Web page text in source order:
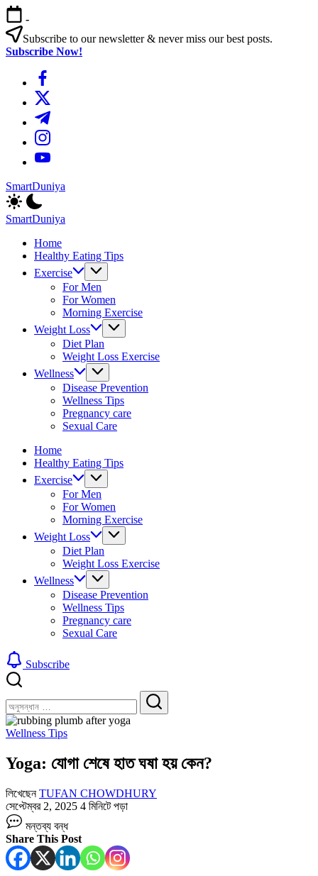
এড়িয়ে
লেখায়
যান
-
Subscribe to our newsletter & never miss our best posts.
Subscribe Now!
https://www.facebook.com/
https://twitter.com/
https://t.me/
https://www.instagram.com/
https://youtube.com/
SmartDuniya
Be
Smart
&
Happy
Life
with
health
SmartDuniya
Smart
Happy
fitness
Home
Healthy Eating Tips
Exercise
For Men
For Women
Morning Exercise
Weight Loss
Diet Plan
Weight Loss Exercise
Wellness
Disease Prevention
Wellness Tips
Pregnancy care
Sexual Care
Home
Healthy Eating Tips
Exercise
For Men
For Women
Morning Exercise
Weight Loss
Diet Plan
Weight Loss Exercise
Wellness
Disease Prevention
Wellness Tips
Pregnancy care
Sexual Care
Subscribe
করুন
খুঁজুন
খুঁজুন
Wellness Tips
Yoga: যোগা শেষে হাত ঘষা হয় কেন?
লিখেছেনTUFAN CHOWDHURY
সেপ্টেম্বর 2, 2025 4 মিনিটে পড়া
যোগা
শেষে
হাত
ঘষা
মন্তব্য বন্ধ
Share This Post